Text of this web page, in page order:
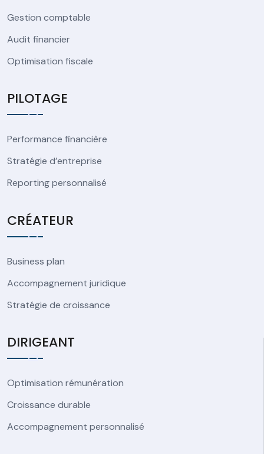
Gestion comptable
Audit financier
Optimisation fiscale
PILOTAGE
Performance financière
Stratégie d’entreprise
Reporting personnalisé
CRÉATEUR
Business plan
Accompagnement juridique
Stratégie de croissance
DIRIGEANT
Optimisation rémunération
Croissance durable
Accompagnement personnalisé